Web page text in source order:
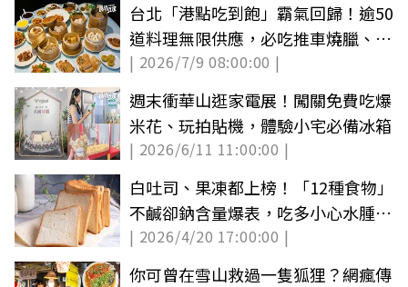
台北「港點吃到飽」霸氣回歸！逾50
道料理無限供應，必吃推車燒臘、蒸
籠點心
| 2026/7/9 08:00:00 |
週末衝華山逛家電展！闖關免費吃爆
米花、玩拍貼機，體驗小宅必備冰箱
| 2026/6/11 11:00:00 |
白吐司、果凍都上榜！「12種食物」
不鹹卻鈉含量爆表，吃多小心水腫、
高血壓
| 2026/4/20 17:00:00 |
你可曾在雪山救過一隻狐狸？網瘋傳